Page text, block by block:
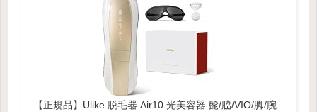
【正規品】Ulike 脱毛器 Air10 光美容器 髭/脇/VIO/脚/腕